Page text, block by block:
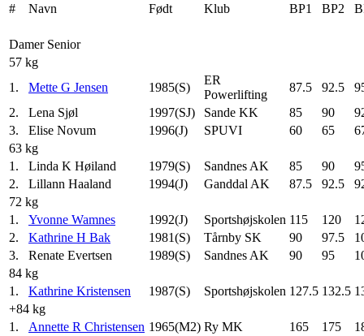
# Navn Født Klub BP1 BP2
Damer Senior
57 kg
1.
Mette G Jensen 1985(S)
ER
Powerlifting
87.5 92.5
2.
Lena Sjøl 1997(SJ) Sande KK 85 90
3.
Elise Novum 1996(J) SPUVI 60 65
63 kg
1.
Linda K Høiland 1979(S) Sandnes AK 85 90
2.
Lillann Haaland 1994(J) Ganddal AK 87.5 92.5
72 kg
1.
Yvonne Wamnes 1992(J) Sportshøjskolen 115 120
2.
Kathrine H Bak 1981(S) Tårnby SK 90 97.5
3.
Renate Evertsen 1989(S) Sandnes AK 90 95
84 kg
1.
Kathrine Kristensen 1987(S) Sportshøjskolen 127.5 132.5
+84 kg
1.
Annette R Christensen 1965(M2) Ry MK 165 175